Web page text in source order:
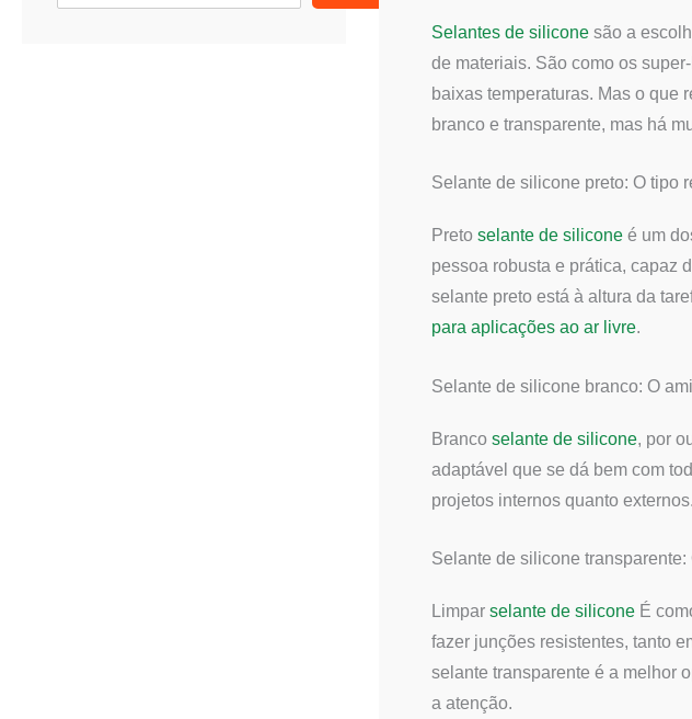
Selantes de silicone são a
de materiais. São como os
baixas temperaturas. Mas o que
branco e transparente, mas há
Selante de silicone preto: O tipo
Preto selante de silicone é um
pessoa robusta e prática, capaz
selante preto está à altura da
para aplicações ao ar livre.
Selante de silicone branco: O
Branco selante de silicone, por
adaptável que se dá bem com
projetos internos quanto
Selante de silicone transparente:
Limpar selante de silicone É
fazer junções resistentes, tanto
selante transparente é a melhor
a atenção.